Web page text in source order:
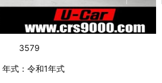
3579
年式：令和1年式